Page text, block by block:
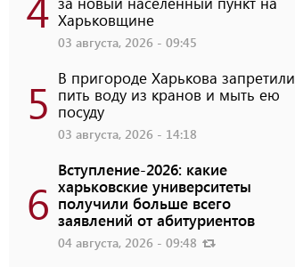
Харьковщине
03 августа, 2026 - 09:45
5 В пригороде Харькова запретили
пить воду из кранов и мыть ею
посуду
03 августа, 2026 - 14:18
6
Вступление-2026: какие
харьковские университеты
получили больше всего
заявлений от абитуриентов
04 августа, 2026 - 09:48